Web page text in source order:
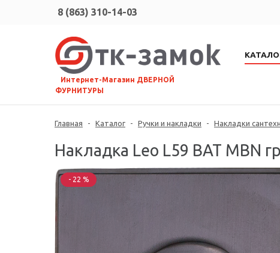
8 (863) 310-14-03
⠀Интернет-Магазин ДВЕРНОЙ
ФУРНИТУРЫ
Главная - Каталог - Ручки и накладки - Накладки
Накладка Leo L59 BAT MBN
- 22 %